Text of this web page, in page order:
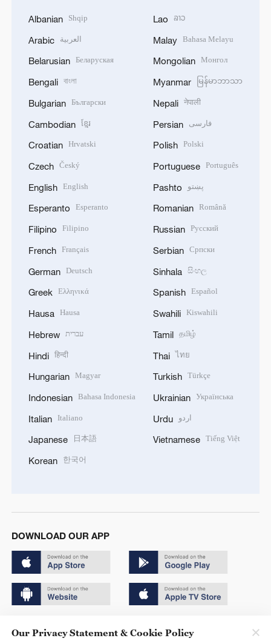
Albanian Shqip
Arabic العربية
Belarusian Беларуская
Bengali বাংলা
Bulgarian Български
Cambodian ខ្មែរ
Croatian Hrvatski
Czech Český
English English
Esperanto Esperanto
Filipino Filipino
French Français
German Deutsch
Greek Ελληνικά
Hausa Hausa
Hebrew עברית
Hindi हिन्दी
Hungarian Magyar
Indonesian Bahasa Indonesia
Italian Italiano
Japanese 日本語
Korean 한국어
Lao ລາວ
Malay Bahasa Melayu
Mongolian Монгол
Myanmar မြန်မာဘာသာ
Nepali नेपाली
Persian فارسی
Polish Polski
Portuguese Português
Pashto پښتو
Romanian Română
Russian Русский
Serbian Српски
Sinhala සිංහල
Spanish Español
Swahili Kiswahili
Tamil தமிழ்
Thai ไทย
Turkish Türkçe
Ukrainian Українська
Urdu اردو
Vietnamese Tiếng Việt
DOWNLOAD OUR APP
Our Privacy Statement & Cookie Policy